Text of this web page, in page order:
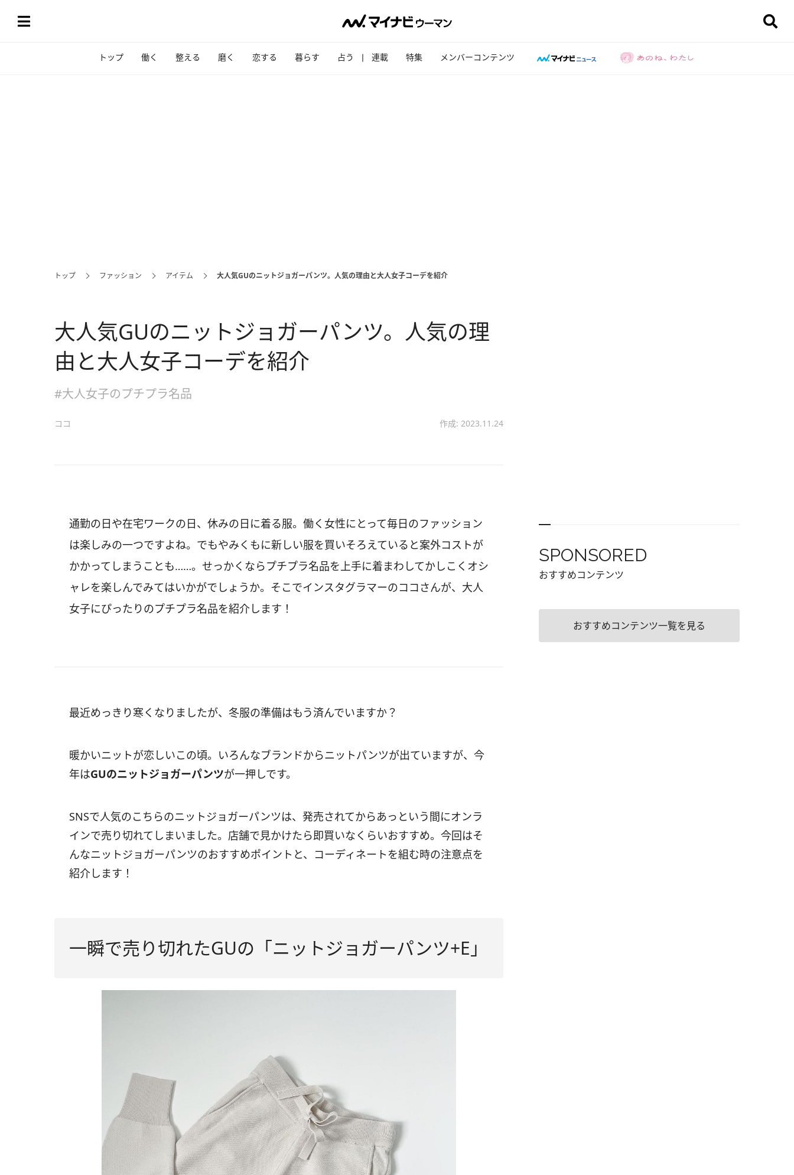
トップ 働く 整える 磨く 恋する 暮らす 占う 連載 特集 メンバーコンテンツ
トップ ファッション アイテム 大人気GUのニットジョガーパンツ。人気の理由と大人女子コーデを紹介
大人気GUのニットジョガーパンツ。人気の理
由と大人女子コーデを紹介
#大人女子のプチプラ名品
ココ 作成: 2023.11.24
通勤の日や在宅ワークの日、休みの日に着る服。働く女性にとって毎日のファッション
は楽しみの一つですよね。でもやみくもに新しい服を買いそろえていると案外コストが
かかってしまうことも……。せっかくならプチプラ名品を上手に着まわしてかしこくオシ
ャレを楽しんでみてはいかがでしょうか。そこでインスタグラマーのココさんが、大人
女子にぴったりのプチプラ名品を紹介します！
最近めっきり寒くなりましたが、冬服の準備はもう済んでいますか？
暖かいニットが恋しいこの頃。いろんなブランドからニットパンツが出ていますが、今
年はGUのニットジョガーパンツが一押しです。
SNSで人気のこちらのニットジョガーパンツは、発売されてからあっという間にオンラ
インで売り切れてしまいました。店舗で見かけたら即買いなくらいおすすめ。今回はそ
んなニットジョガーパンツのおすすめポイントと、コーディネートを組む時の注意点を
紹介します！
一瞬で売り切れたGUの「ニットジョガーパンツ+E」
SPONSORED
おすすめコンテンツ
おすすめコンテンツ一覧を見る